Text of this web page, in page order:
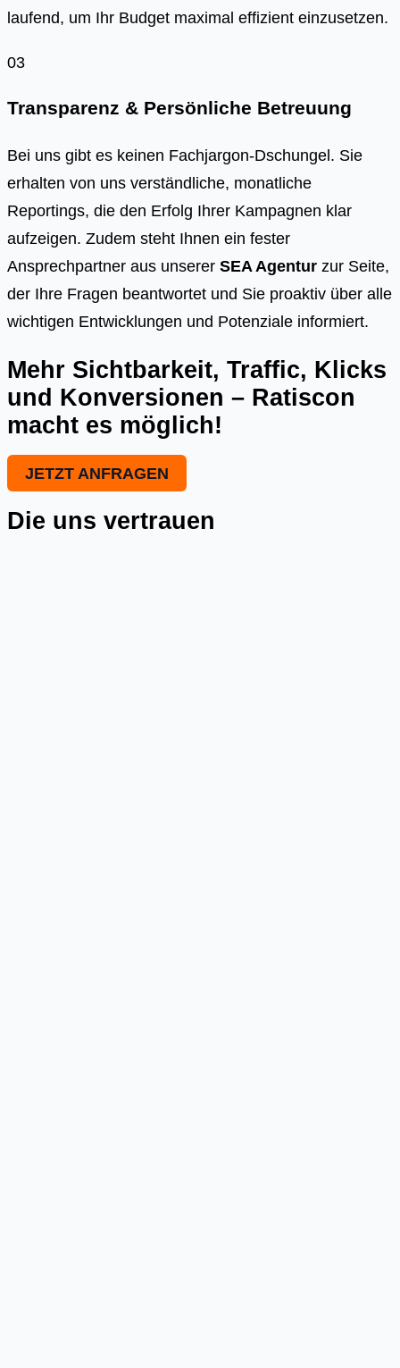
laufend, um Ihr Budget maximal effizient einzusetzen.
03
Transparenz & Persönliche Betreuung
Bei uns gibt es keinen Fachjargon-Dschungel. Sie
erhalten von uns verständliche, monatliche
Reportings, die den Erfolg Ihrer Kampagnen klar
aufzeigen. Zudem steht Ihnen ein fester
Ansprechpartner aus unserer SEA Agentur zur Seite,
der Ihre Fragen beantwortet und Sie proaktiv über alle
wichtigen Entwicklungen und Potenziale informiert.
Mehr Sichtbarkeit, Traffic, Klicks
und Konversionen – Ratiscon
macht es möglich!
JETZT ANFRAGEN
Die uns vertrauen